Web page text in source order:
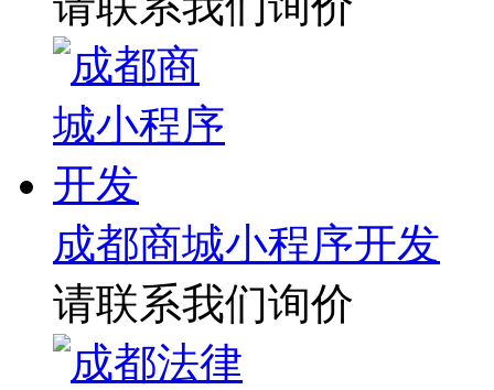
成都商城小程序开发
请联系我们询价